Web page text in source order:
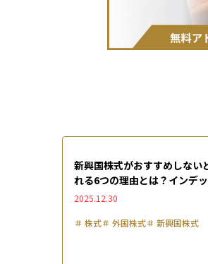
新興国株式がおすすめしない
れる6つの理由とは？インデ
や投資信託でリスクを抑える
2025.12.30
＃ 株式＃ 外国株式＃ 新興国株式